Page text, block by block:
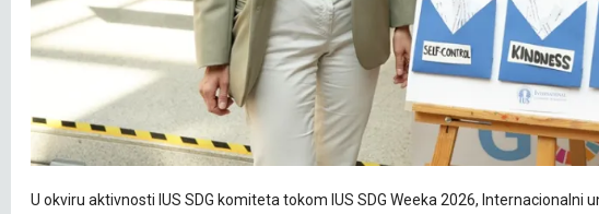
U okviru aktivnosti IUS SDG komiteta tokom IUS SDG Weeka 2026,